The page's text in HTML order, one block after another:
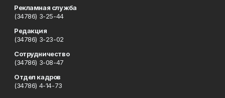
Рекламная служба
(34786) 3-25-44
Редакция
(34786) 3-23-02
Сотрудничество
(34786) 3-08-47
Отдел кадров
(34786) 4-14-73